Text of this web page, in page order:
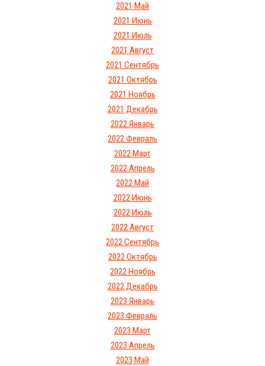
2021 Май
2021 Июнь
2021 Июль
2021 Август
2021 Сентябрь
2021 Октябрь
2021 Ноябрь
2021 Декабрь
2022 Январь
2022 Февраль
2022 Март
2022 Апрель
2022 Май
2022 Июнь
2022 Июль
2022 Август
2022 Сентябрь
2022 Октябрь
2022 Ноябрь
2022 Декабрь
2023 Январь
2023 Февраль
2023 Март
2023 Апрель
2023 Май